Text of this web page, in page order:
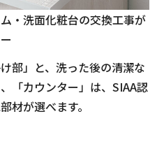
部」と、洗った後の清潔な
「カウンター」は、SIAA認
材が選べます。